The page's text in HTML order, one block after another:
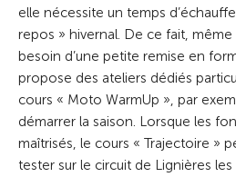
elle nécessite un temps
repos » hivernal. De ce fait,
besoin d’une petite remise en
propose des ateliers dédiés
cours « Moto WarmUp », par
démarrer la saison. Lorsque les
maîtrisés, le cours « Trajectoire »
tester sur le circuit de Lignières